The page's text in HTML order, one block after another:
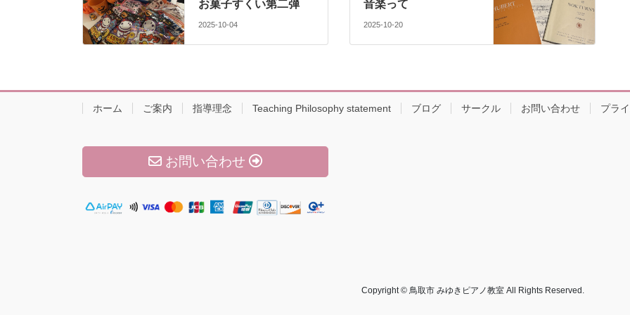
お菓子すくい第二弾
2025-10-04
音楽って
2025-10-20
ホーム ご案内 指導理念 Teaching Philosophy statement ブログ サークル お問い合わせ プラ
お問い合わせ
Copyright © 鳥取市 みゆきピアノ教室 All Rights Reserved.